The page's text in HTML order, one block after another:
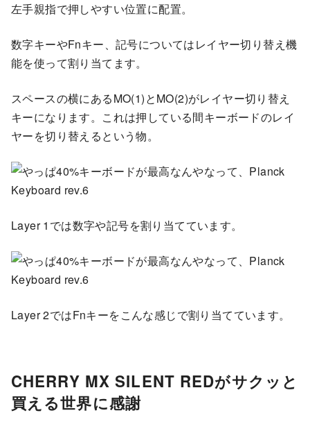
左手親指で押しやすい位置に配置。
数字キーやFnキー、記号についてはレイヤー切り替え機
能を使って割り当てます。
スペースの横にあるMO(1)とMO(2)がレイヤー切り替え
キーになります。これは押している間キーボードのレイ
ヤーを切り替えるという物。
Layer 1では数字や記号を割り当てています。
Layer 2ではFnキーをこんな感じで割り当てています。
CHERRY MX SILENT REDがサクッと
買える世界に感謝